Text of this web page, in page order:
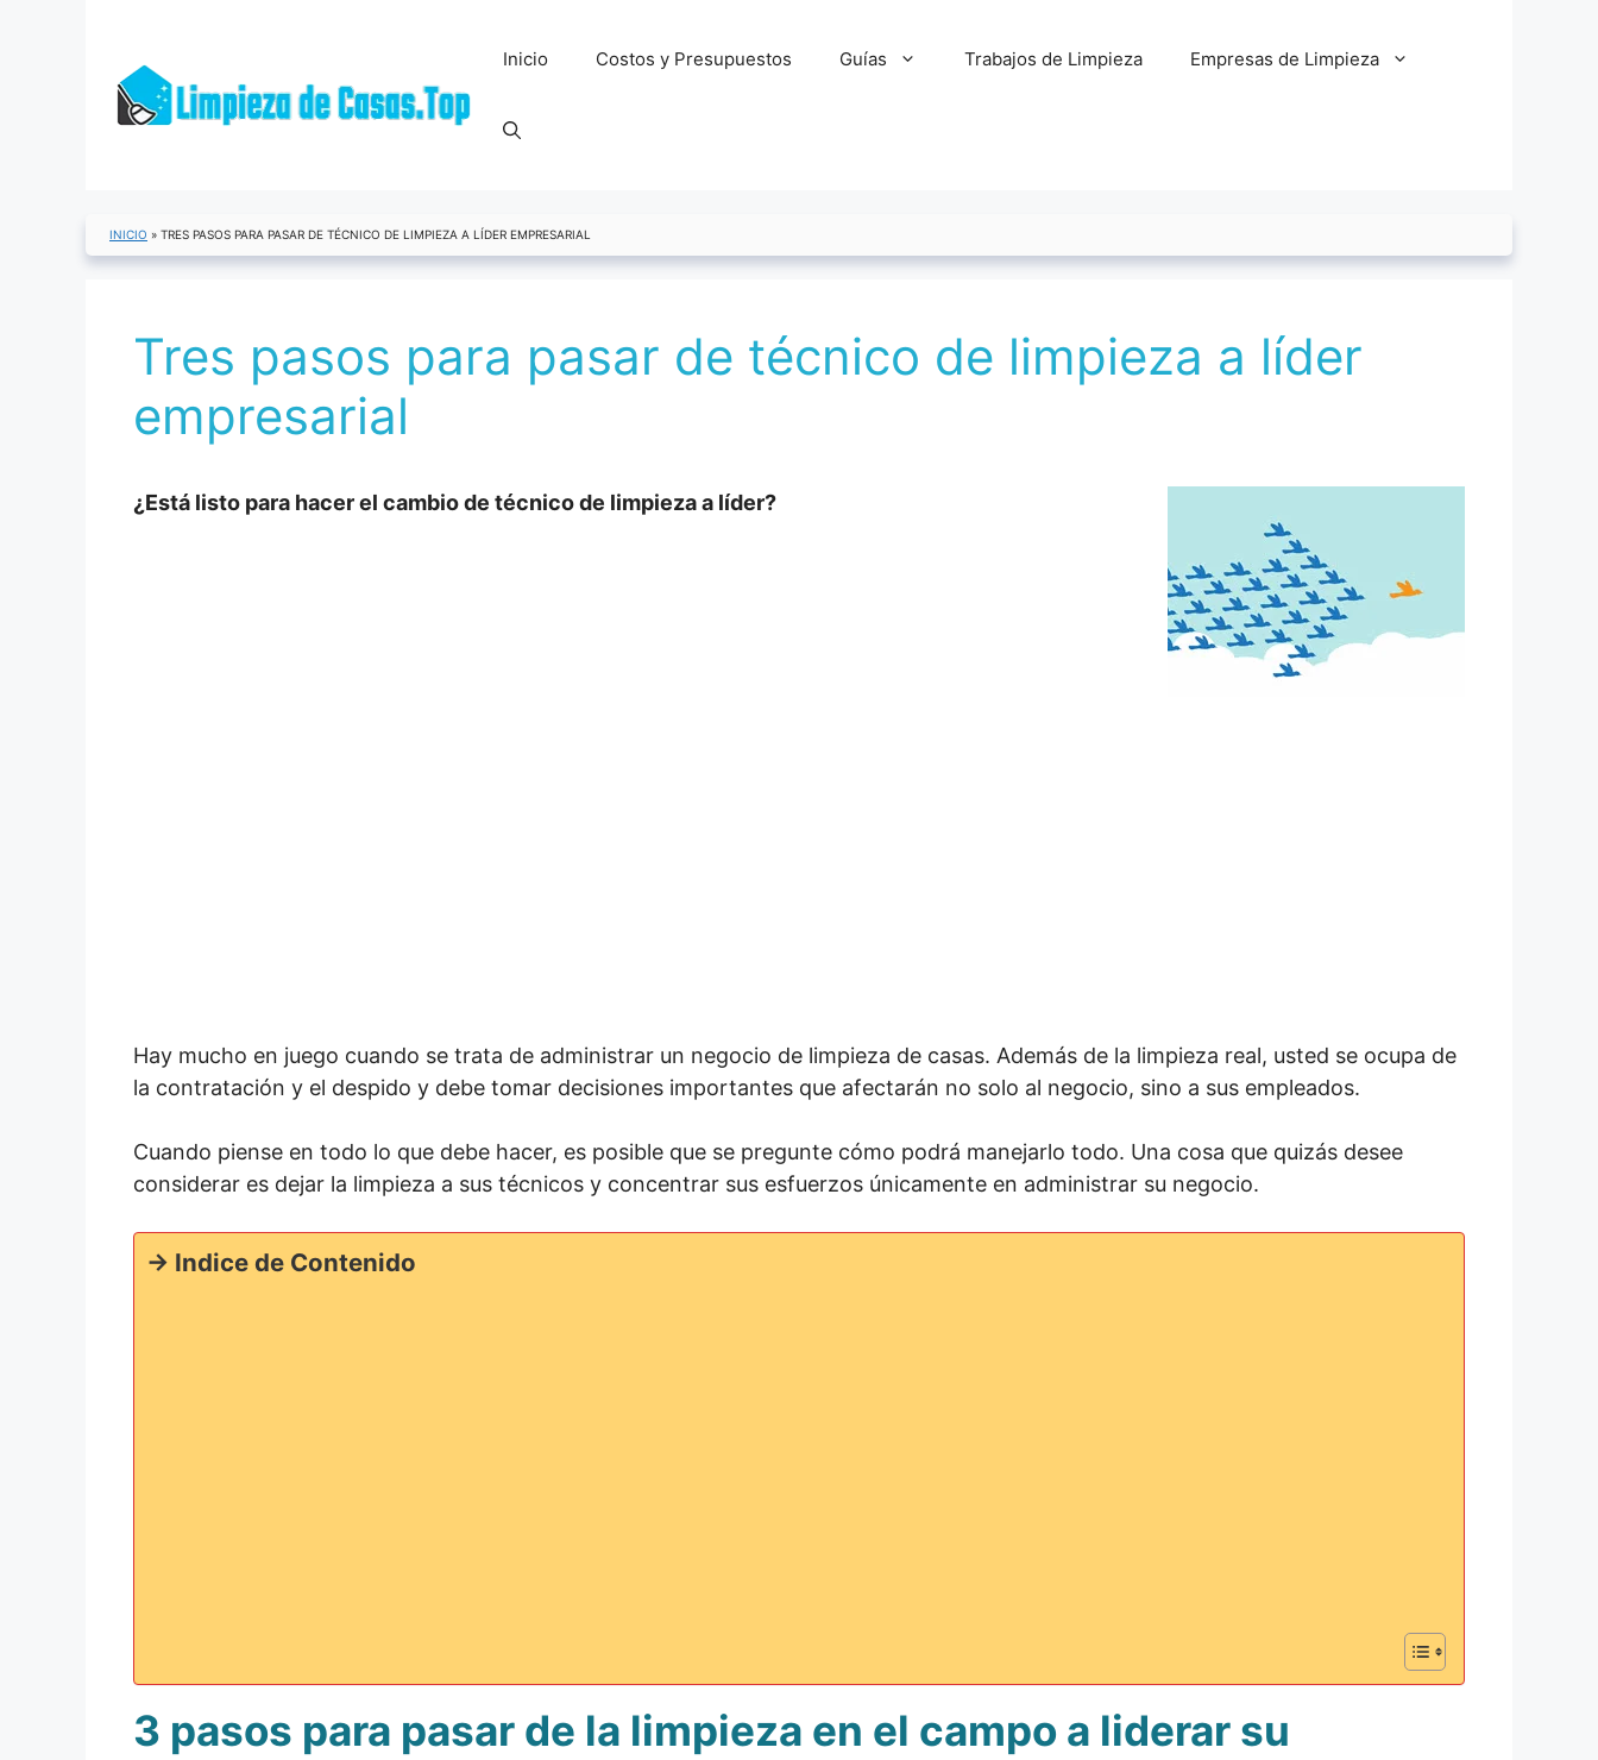
Inicio Costos y Presupuestos Guías Trabajos de Limpieza Empresas de Limpieza
INICIO » TRES PASOS PARA PASAR DE TÉCNICO DE LIMPIEZA A LÍDER EMPRESARIAL
Tres pasos para pasar de técnico de limpieza a líder
empresarial
¿Está listo para hacer el cambio de técnico de limpieza a líder?
Hay mucho en juego cuando se trata de administrar un negocio de limpieza de casas. Además de la limpieza real, usted se ocupa de
la contratación y el despido y debe tomar decisiones importantes que afectarán no solo al negocio, sino a sus empleados.
Cuando piense en todo lo que debe hacer, es posible que se pregunte cómo podrá manejarlo todo. Una cosa que quizás desee
considerar es dejar la limpieza a sus técnicos y concentrar sus esfuerzos únicamente en administrar su negocio.
-> Indice de Contenido
3 pasos para pasar de la limpieza en el campo a liderar su